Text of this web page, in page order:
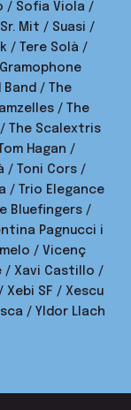
/ Sofia Viola /
Mit / Suasi /
/ Tere Solà /
/ The
/ The
The Scalextris
Hagan /
/ Toni Cors /
/ Trio Elegance
Bluefingers /
Pagnucci i
/ Vicenç
/ Xavi Castillo /
SF / Xescu
/ Yldor Llach